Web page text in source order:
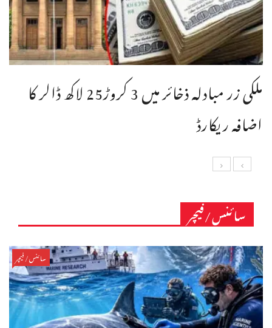
ملکی زر مبادلہ ذخائر میں 3 کروڑ25 لاکھ ڈالر کا
اضافہ ریکارڈ
سائنس/فیچر
سائنس/فیچر